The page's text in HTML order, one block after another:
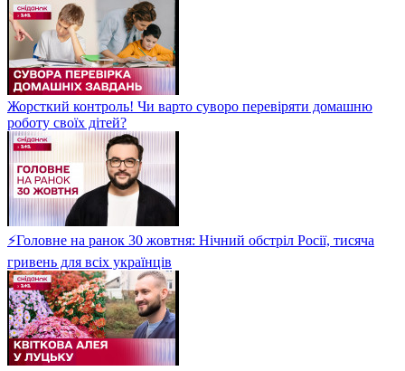
Жорсткий контроль! Чи варто суворо перевіряти домашню
роботу своїх дітей?
⚡Головне на ранок 30 жовтня: Нічний обстріл Росії, тисяча
гривень для всіх українців